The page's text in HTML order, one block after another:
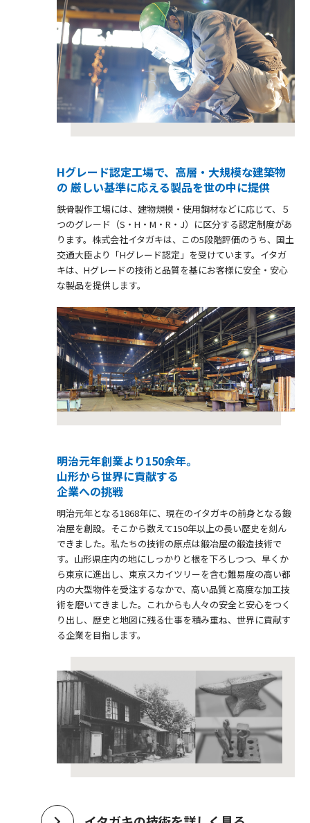
Hグレード認定工場で、高層・大規模な建築物
の 厳しい基準に応える製品を世の中に提供
鉄骨製作工場には、建物規模・使用鋼材などに応じて、５
つのグレード（S・H・M・R・J）に区分する認定制度があ
ります。株式会社イタガキは、この5段階評価のうち、国土
交通大臣より「Hグレード認定」を受けています。イタガ
キは、Hグレードの技術と品質を基にお客様に安全・安心
な製品を提供します。
明治元年創業より150余年。
山形から世界に貢献する
企業への挑戦
明治元年となる1868年に、現在のイタガキの前身となる鍛
冶屋を創設。そこから数えて150年以上の長い歴史を刻ん
できました。私たちの技術の原点は鍛冶屋の鍛造技術で
す。山形県庄内の地にしっかりと根を下ろしつつ、早くか
ら東京に進出し、東京スカイツリーを含む難易度の高い都
内の大型物件を受注するなかで、高い品質と高度な加工技
術を磨いてきました。これからも人々の安全と安心をつく
り出し、歴史と地図に残る仕事を積み重ね、世界に貢献す
る企業を目指します。